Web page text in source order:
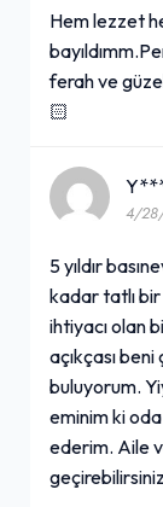
Hem lezzet
ferah ve
🏻
4/
5 yıldır
kadar tatlı bir
ihtiyacı olan
açıkçası
buluyorum.
eminim ki
ederim. Aile